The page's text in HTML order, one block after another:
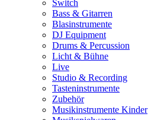
Switch
Bass & Gitarren
Blasinstrumente
DJ Equipment
Drums & Percussion
Licht & Bühne
Live
Studio & Recording
Tasteninstrumente
Zubehör
Musikinstrumente Kinder